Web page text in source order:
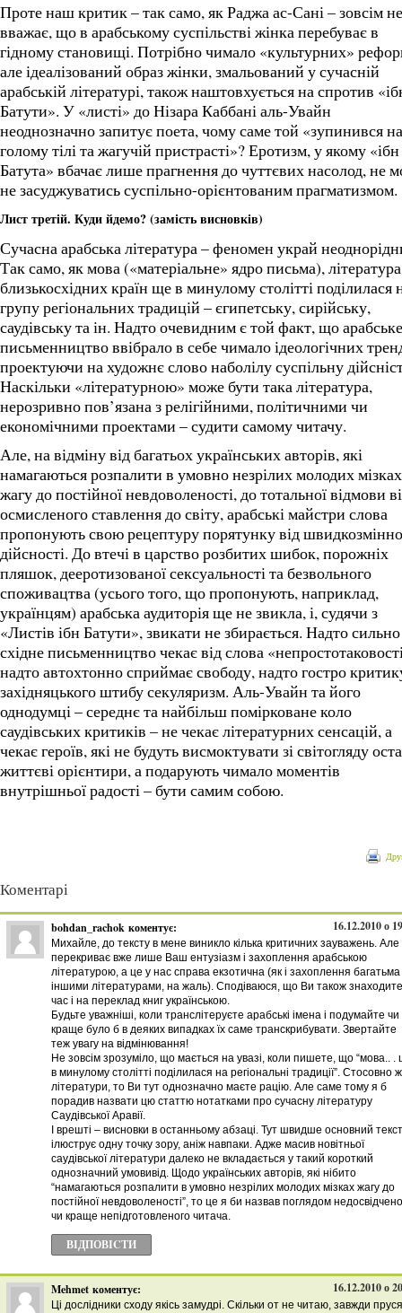
Проте наш критик – так само, як Раджа ас-Сані – зовсім не
вважає, що в арабському суспільстві жінка перебуває в
гідному становищі. Потрібно чимало «культурних»
але ідеалізований образ жінки, змальований у сучасній
арабській літературі, також наштовхується на спротив
Батути». У «листі» до Нізара Каббані аль-Увайн
неоднозначно запитує поета, чому саме той «зупинився на
голому тілі та жагучій пристрасті»? Еротизм, у якому «ібн
Батута» вбачає лише прагнення до чуттєвих насолод, не
не засуджуватись суспільно-орієнтованим прагматизмом.
Лист третій. Куди йдемо? (замість висновків)
Сучасна арабська література – феномен украй
Так само, як мова («матеріальне» ядро письма), література
близькосхідних країн ще в минулому столітті поділилася
групу регіональних традицій – єгипетську, сирійську,
саудівську та ін. Надто очевидним є той факт, що арабське
письменництво ввібрало в себе чимало ідеологічних
проектуючи на художнє слово наболілу суспільну
Наскільки «літературною» може бути така література,
нерозривно пов’язана з релігійними, політичними чи
економічними проектами – судити самому читачу.
Але, на відміну від багатьох українських авторів, які
намагаються розпалити в умовно незрілих молодих мізках
жагу до постійної невдоволеності, до тотальної відмови
осмисленого ставлення до світу, арабські майстри слова
пропонують свою рецептуру порятунку від
дійсності. До втечі в царство розбитих шибок, порожніх
пляшок, дееротизованої сексуальності та безвольного
споживацтва (усього того, що пропонують, наприклад,
українцям) арабська аудиторія ще не звикла, і, судячи з
«Листів ібн Батути», звикати не збирається. Надто сильно
східне письменництво чекає від слова
надто автохтонно сприймає свободу, надто гостро
західняцького штибу секуляризм. Аль-Увайн та його
однодумці – середнє та найбільш помірковане коло
саудівських критиків – не чекає літературних сенсацій, а
чекає героїв, які не будуть висмоктувати зі світогляду
життєві орієнтири, а подарують чимало моментів
внутрішньої радості – бути самим собою.
Коментарі
bohdan_rachok коментує: 16.12.2010 о
Михайле, до тексту в мене виникло кілька критичних зауважень. Але
перекриває вже лише Ваш ентузіазм і захоплення арабською
літературою, а це у нас справа екзотична (як і захоплення багатьма
іншими літературами, на жаль). Сподіваюся, що Ви також знаходите
час і на переклад книг українською.
Будьте уважніші, коли транслітеруєте арабські імена і подумайте
краще було б в деяких випадках їх саме транскрибувати. Звертайте
теж увагу на відмінювання!
Не зовсім зрозуміло, що мається на увазі, коли пишете, що “мова.. .
в минулому столітті поділилася на регіональні традиції”. Стосовно ж
літератури, то Ви тут однозначно маєте рацію. Але саме тому я б
порадив назвати цю статтю нотатками про сучасну літературу
Саудівської Аравії.
І врешті – висновки в останньому абзаці. Тут швидше основний текст
ілюструє одну точку зору, аніж навпаки. Адже масив новітньої
саудівської літератури далеко не вкладається у такий короткий
однозначний умовивід. Щодо українських авторів, які нібито
“намагаються розпалити в умовно незрілих молодих мізках жагу до
постійної невдоволеності”, то це я би назвав поглядом
чи краще непідготовленого читача.
ВІДПОВІCТИ
Mehmet коментує: 16.12.2010 о
Ці дослідники сходу якісь замудрі. Скільки от не читаю, завжди